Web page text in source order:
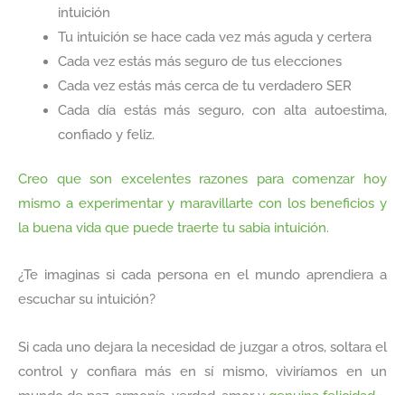
intuición
Tu intuición se hace cada vez más aguda y certera
Cada vez estás más seguro de tus elecciones
Cada vez estás más cerca de tu verdadero SER
Cada día estás más seguro, con alta autoestima,
confiado y feliz.
Creo que son excelentes razones para comenzar hoy
mismo a experimentar y maravillarte con los beneficios y
la buena vida que puede traerte tu sabia intuición.
¿Te imaginas si cada persona en el mundo aprendiera a
escuchar su intuición?
Si cada uno dejara la necesidad de juzgar a otros, soltara el
control y confiara más en sí mismo, viviríamos en un